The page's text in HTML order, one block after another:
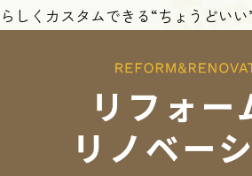
らしくカスタムできる“ちょうどいい